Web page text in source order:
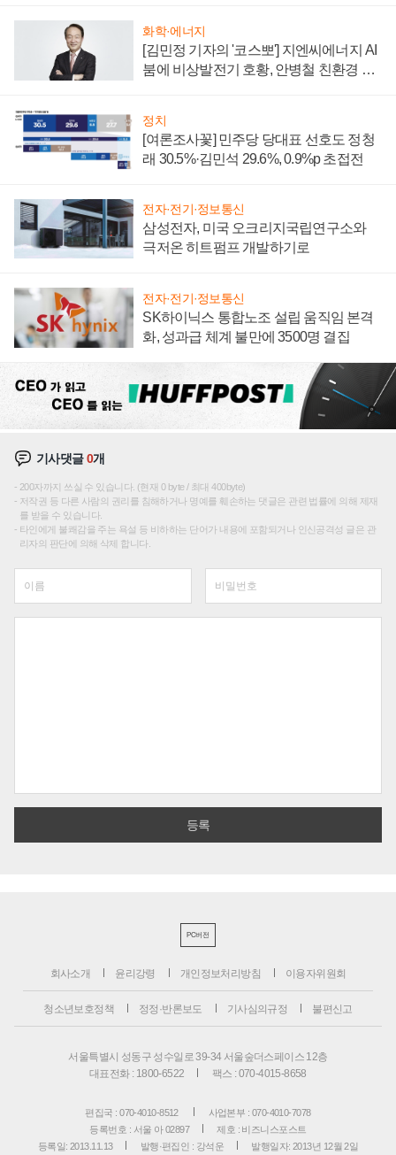
화학·에너지
[김민정 기자의 '코스뽀'] 지엔씨에너지 AI
붐에 비상발전기 호황, 안병철 친환경 에
정치
[여론조사꽃] 민주당 당대표 선호도 정청
래 30.5%·김민석 29.6%, 0.9%p 초접전
전자·전기·정보통신
삼성전자, 미국 오크리지국립연구소와
극저온 히트펌프 개발하기로
전자·전기·정보통신
SK하이닉스 통합노조 설립 움직임 본격
화, 성과급 체계 불만에 3500명 결집
기사댓글0개
200자까지 쓰실 수 있습니다. (현재 0 byte / 최대 400byte)
저작권 등 다른 사람의 권리를 침해하거나 명예를 훼손하는 댓글은 관련 법률에 의해 제재
를 받을 수 있습니다.
타인에게 불쾌감을 주는 욕설 등 비하하는 단어가 내용에 포함되거나 인신공격성 글은 관
리자의 판단에 의해 삭제 합니다.
PC버전
회사소개 윤리강령 개인정보처리방침 이용자위원회
청소년보호정책 정정·반론보도 기사심의규정 불편신고
서울특별시 성동구 성수일로 39-34 서울숲더스페이스 12층
대표전화 : 1800-6522
팩스 : 070-4015-8658
편집국 : 070-4010-8512
사업본부 : 070-4010-7078
등록번호 : 서울 아 02897
제호 : 비즈니스포스트
등록일: 2013.11.13
발행·편집인 : 강석운 발행일자: 2013년 12월 2일